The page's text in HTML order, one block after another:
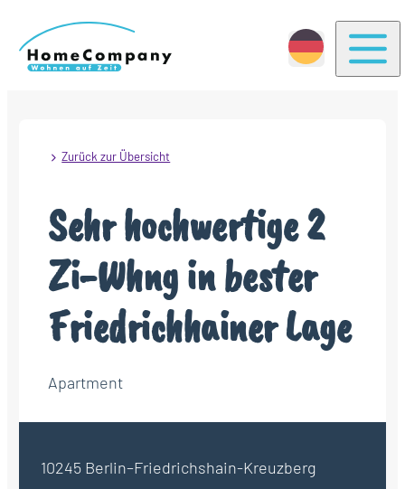
Zurück zur Übersicht
Sehr hochwertige 2
Zi-Whng in bester
Friedrichhainer Lage
Apartment
10245 Berlin–Friedrichshain-Kreuzberg